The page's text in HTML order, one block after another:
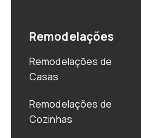
Remodelações
Remodelações de
Casas
Remodelações de
Cozinhas